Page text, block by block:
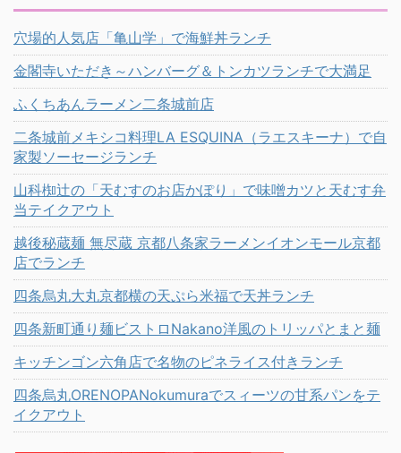
穴場的人気店「亀山学」で海鮮丼ランチ
金閣寺いただき～ハンバーグ＆トンカツランチで大満足
ふくちあんラーメン二条城前店
二条城前メキシコ料理LA ESQUINA（ラエスキーナ）で自
家製ソーセージランチ
山科椥辻の「天むすのお店かぽり」で味噌カツと天むす弁
当テイクアウト
越後秘蔵麺 無尽蔵 京都八条家ラーメンイオンモール京都
店でランチ
四条烏丸大丸京都横の天ぷら米福で天丼ランチ
四条新町通り麺ビストロNakano洋風のトリッパとまと麺
キッチンゴン六角店で名物のピネライス付きランチ
四条烏丸ORENOPANokumuraでスィーツの甘系パンをテ
イクアウト